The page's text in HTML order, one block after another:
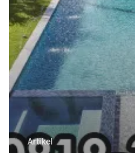
BARAT
Artikel